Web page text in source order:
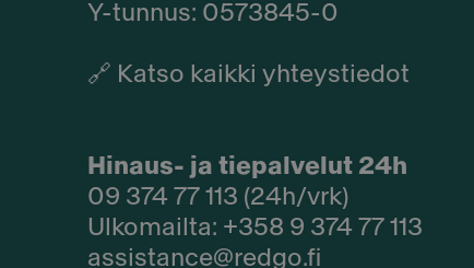
Y-tunnus: 0573845-0​
🔗 Katso kaikki yhteystiedot
Hinaus- ja tiepalvelut 24h
09 374 77 113 (24h/vrk)
Ulkomailta: +358 9 374 77 113
assistance@redgo.fi